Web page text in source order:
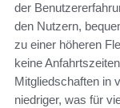
der
den Nutzern,
zu einer höheren
keine
Mitgliedschaften in
niedriger, was für